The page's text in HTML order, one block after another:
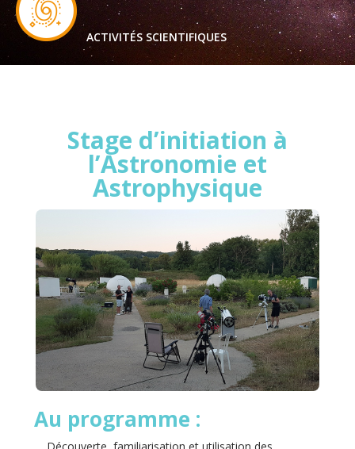
ACTIVITÉS SCIENTIFIQUES
Stage d’initiation à
l’Astronomie et
Astrophysique
Au programme :